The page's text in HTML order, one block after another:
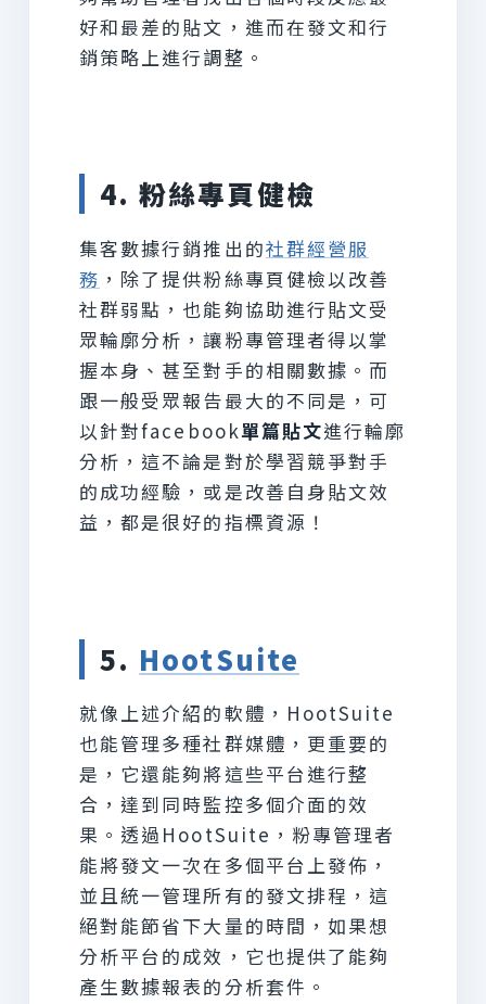
好和最差的貼文，進而在發文和行
銷策略上進行調整。
4.粉絲專頁健檢
集客數據行銷推出的社群經營服
務 ，除了提供粉絲專頁健檢以改善
社群弱點，也能夠協助進行貼文受
眾輪廓分析，讓粉專管理者得以掌
握本身、甚至對手的相關數據。而
跟一般受眾報告最大的不同是，可
以針對facebook單篇貼文進行輪廓
分析，這不論是對於學習競爭對手
的成功經驗，或是改善自身貼文效
益，都是很好的指標資源！
5. HootSuite
就像上述介紹的軟體，HootSuite
也能管理多種社群媒體，更重要的
是，它還能夠將這些平台進行整
合，達到同時監控多個介面的效
果。透過HootSuite，粉專管理者
能將發文一次在多個平台上發佈，
並且統一管理所有的發文排程，這
絕對能節省下大量的時間，如果想
分析平台的成效，它也提供了能夠
產生數據報表的分析套件。